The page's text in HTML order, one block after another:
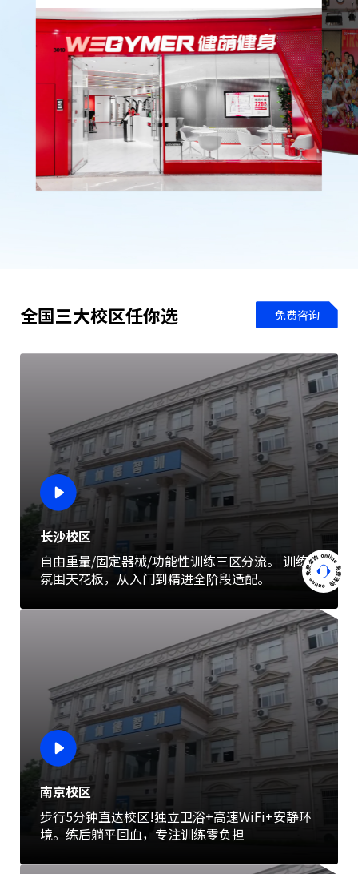
全国三大校区任你选 免费咨询
长沙校区
自由重量/固定器械/功能性训练三区分流。 训练
氛围天花板，从入门到精进全阶段适配。
南京校区
步行5分钟直达校区!独立卫浴+高速WiFi+安静环
境。练后躺平回血，专注训练零负担